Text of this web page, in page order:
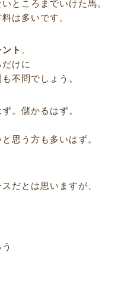
ところまでいけた馬。
は多いです。
ト 。
けに
不問でしょう。
。儲かるはず。
思う方も多いはず。
だとは思いますが、